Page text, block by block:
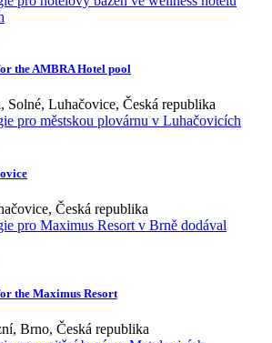
the AMBRA Hotel pool
Solné, Luhačovice, Česká republika
Česká republika
the Maximus Resort
Brno, Česká republika